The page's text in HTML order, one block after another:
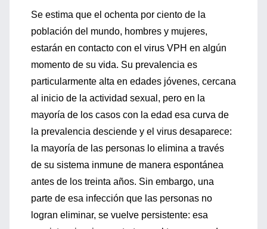
Se estima que el ochenta por ciento de la
población del mundo, hombres y mujeres,
estarán en contacto con el virus VPH en algún
momento de su vida. Su prevalencia es
particularmente alta en edades jóvenes, cercana
al inicio de la actividad sexual, pero en la
mayoría de los casos con la edad esa curva de
la prevalencia desciende y el virus desaparece:
la mayoría de las personas lo elimina a través
de su sistema inmune de manera espontánea
antes de los treinta años. Sin embargo, una
parte de esa infección que las personas no
logran eliminar, se vuelve persistente: esa